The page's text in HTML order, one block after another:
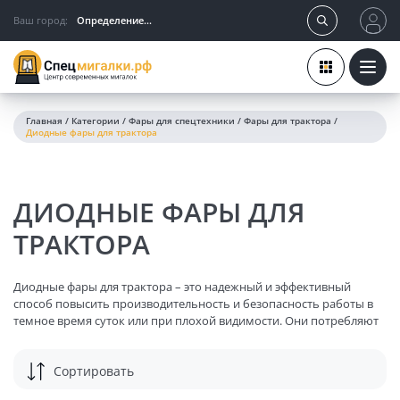
Ваш город: Определение...
Главная / Категории / Фары для спецтехники / Фары для трактора /
Диодные фары для трактора
ДИОДНЫЕ ФАРЫ ДЛЯ
ТРАКТОРА
Диодные фары для трактора – это надежный и эффективный
способ повысить производительность и безопасность работы в
темное время суток или при плохой видимости. Они потребляют
устойчивы к ударам и вибрациям. А также имеют широкий выбор
Сортировать